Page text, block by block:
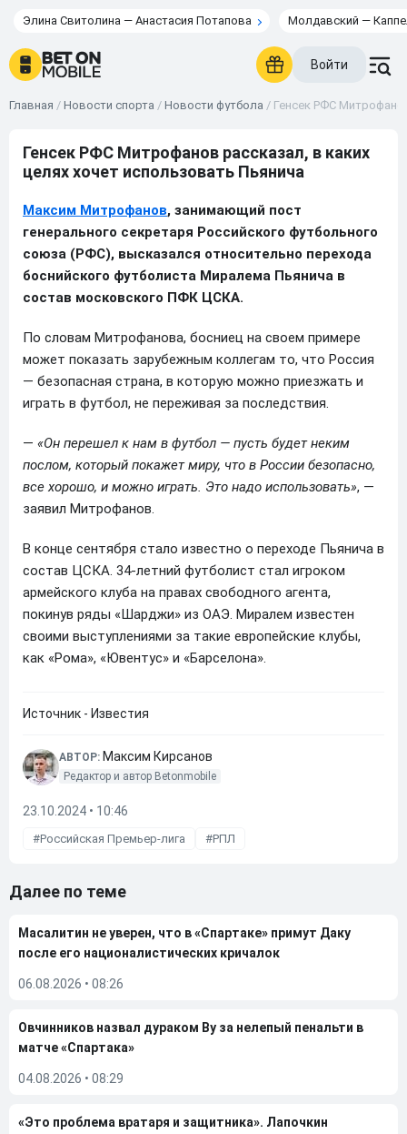
Элина Свитолина — Анастасия Потапова Молдавский —
Войти
Главная / Новости спорта / Новости футбола / Генсек РФС
Генсек РФС Митрофанов рассказал, в каких
целях хочет использовать Пьянича
Максим Митрофанов, занимающий пост
генерального секретаря Российского футбольного
союза (РФС), высказался относительно перехода
боснийского футболиста Миралема Пьянича в
состав московского ПФК ЦСКА.
По словам Митрофанова, босниец на своем примере
может показать зарубежным коллегам то, что Россия
— безопасная страна, в которую можно приезжать и
играть в футбол, не переживая за последствия.
— «Он перешел к нам в футбол — пусть будет неким
послом, который покажет миру, что в России безопасно,
все хорошо, и можно играть. Это надо использовать», —
заявил Митрофанов.
В конце сентября стало известно о переходе Пьянича в
состав ЦСКА. 34-летний футболист стал игроком
армейского клуба на правах свободного агента,
покинув ряды «Шарджи» из ОАЭ. Миралем известен
своими выступлениями за такие европейские клубы,
как «Рома», «Ювентус» и «Барселона».
Источник - Известия
АВТОР: Максим Кирсанов
Редактор и автор Betonmobile
23.10.2024 • 10:46
Российская Премьер-лига РПЛ
Далее по теме
Масалитин не уверен, что в «Спартаке» примут Даку
после его националистических кричалок
06.08.2026 • 08:26
Овчинников назвал дураком Ву за нелепый пенальти в
матче «Спартака»
04.08.2026 • 08:29
«Это проблема вратаря и защитника». Лапочкин